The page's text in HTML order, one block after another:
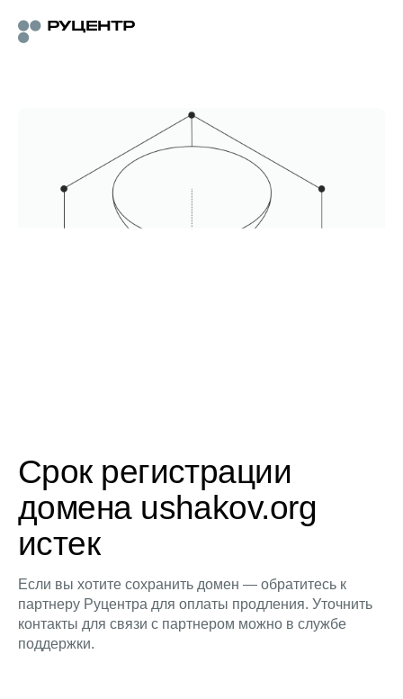
Срок регистрации
домена ushakov.org
истек
Если вы хотите сохранить домен — обратитесь к
партнеру Руцентра для оплаты продления. Уточнить
контакты для связи с партнером можно в службе
поддержки.